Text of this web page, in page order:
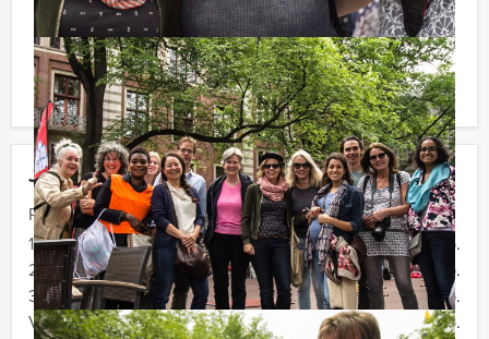
Jouw uitje
Prijs :
12 - 19 personen
€ 59,50 p.p.
20 - 29 personen
€ 56,50 p.p.
30 - 39 personen
€ 54,50 p.p.
Vanaf 40 personen
€ 52,50 p.p.
Komt u niet aan het minimale aantal deelnemers? Als u
bereid bent voor het minimale aantal te betalen, kunt u
ook gewoon voor minder personen boeken.